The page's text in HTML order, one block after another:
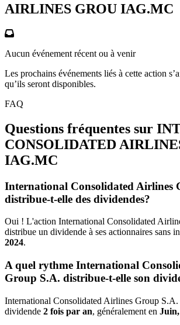
AIRLINES GROU IAG.MC
Aucun événement récent ou à venir
Les prochains événements liés à cette action
qu’ils seront disponibles.
FAQ
Questions fréquentes sur
CONSOLIDATED
IAG.MC
International Consolidated Airlines
distribue-t-elle des dividendes?
Oui ! L'action International Consolidated
distribue un dividende à ses actionnaires sans
2024.
A quel rythme International
Group S.A. distribue-t-elle son
International Consolidated Airlines Group S.A.
dividende 2 fois par an, généralement en